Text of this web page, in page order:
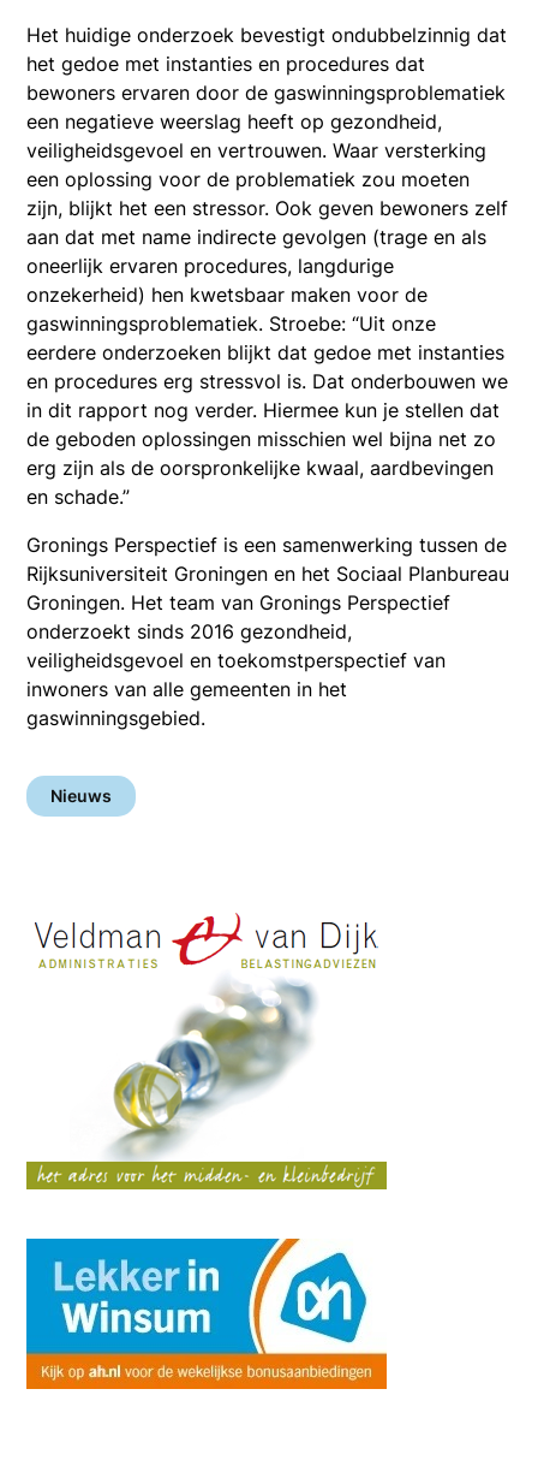
Het huidige onderzoek bevestigt ondubbelzinnig dat
het gedoe met instanties en procedures dat
bewoners ervaren door de gaswinningsproblematiek
een negatieve weerslag heeft op gezondheid,
veiligheidsgevoel en vertrouwen. Waar versterking
een oplossing voor de problematiek zou moeten
zijn, blijkt het een stressor. Ook geven bewoners zelf
aan dat met name indirecte gevolgen (trage en als
oneerlijk ervaren procedures, langdurige
onzekerheid) hen kwetsbaar maken voor de
gaswinningsproblematiek. Stroebe: “Uit onze
eerdere onderzoeken blijkt dat gedoe met instanties
en procedures erg stressvol is. Dat onderbouwen we
in dit rapport nog verder. Hiermee kun je stellen dat
de geboden oplossingen misschien wel bijna net zo
erg zijn als de oorspronkelijke kwaal, aardbevingen
en schade.”
Gronings Perspectief is een samenwerking tussen de
Rijksuniversiteit Groningen en het Sociaal Planbureau
Groningen. Het team van Gronings Perspectief
onderzoekt sinds 2016 gezondheid,
veiligheidsgevoel en toekomstperspectief van
inwoners van alle gemeenten in het
gaswinningsgebied.
Nieuws